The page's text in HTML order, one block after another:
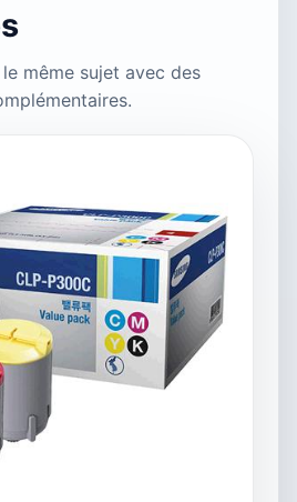
même sujet avec des